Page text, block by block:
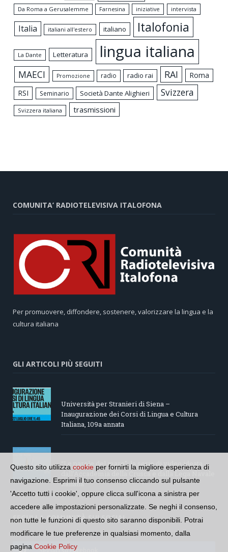
Da Roma a Gerusalemme
Farnesina iniziative intervista
Italia italiani all'estero italiano Italofonia
La Dante Letteratura lingua italiana
MAECI Promozione radio radio rai RAI
Roma
RSI
Seminario Società Dante Alighieri Svizzera
Svizzera italiana trasmissioni
COMUNITA’ RADIOTELEVISIVA ITALOFONA
Per promuovere, diffondere, sostenere, valorizzare la lingua e la
cultura italiana
GLI ARTICOLI PIÙ SEGUITI
Università per Stranieri di Siena –
Inaugurazione dei Corsi di Lingua e Cultura
Italiana, 109a annata
“Le parole del mare”: la serie di video ideata
dall’Accademia della Crusca e dalla Lega Navale
italiana
SEGUI LA COMUNITÀ SUI SOCIAL
Seguici su Facebook
Questo sito utilizza cookie per fornirti la migliore esperienza di
navigazione. Esprimi il tuo consenso cliccando sul pulsante
'Accetto tutti i cookie', oppure clicca sull'icona a sinistra per
accedere alle impostazioni personalizzate. Se neghi il consenso,
non tutte le funzioni di questo sito saranno disponibili. Potrai
modificare le tue preferenze in qualsiasi momento, dalla
pagina Cookie Policy